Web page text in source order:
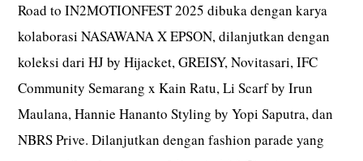
Road to IN2MOTIONFEST 2025 dibuka dengan karya
kolaborasi NASAWANA X EPSON, dilanjutkan dengan
koleksi dari HJ by Hijacket, GREISY, Novitasari, IFC
Community Semarang x Kain Ratu, Li Scarf by Irun
Maulana, Hannie Hananto Styling by Yopi Saputra, dan
NBRS Prive. Dilanjutkan dengan fashion parade yang